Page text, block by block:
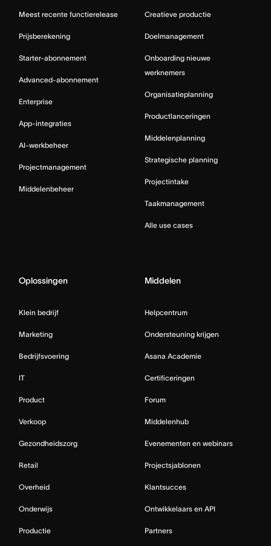
Meest recente functierelease
Prijsberekening
Starter-abonnement
Advanced-abonnement
Enterprise
App-integraties
AI-werkbeheer
Projectmanagement
Middelenbeheer
Creatieve productie
Doelmanagement
Onboarding nieuwe
werknemers
Organisatieplanning
Productlanceringen
Middelenplanning
Strategische planning
Projectintake
Taakmanagement
Alle use cases
Oplossingen
Klein bedrijf
Marketing
Bedrijfsvoering
IT
Product
Verkoop
Gezondheidszorg
Retail
Overheid
Onderwijs
Productie
Middelen
Helpcentrum
Ondersteuning krijgen
Asana Academie
Certificeringen
Forum
Middelenhub
Evenementen en webinars
Projectsjablonen
Klantsucces
Ontwikkelaars en API
Partners